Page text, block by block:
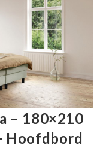
– 180×210
Hoofdbord